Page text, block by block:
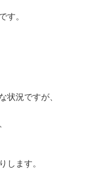
。
況ですが、
ます。